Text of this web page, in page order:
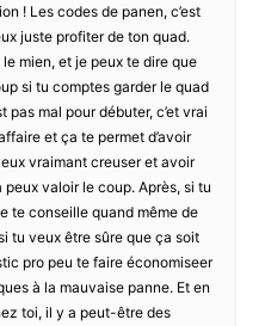
! Les codes de panen, c’est
juste profiter de ton quad.
mien, et je peux te dire que
si tu comptes garder le quad
pas mal pour débuter, c’et vrai
et ça te permet d’avoir
vraimant creuser et avoir
valoir le coup. Après, si tu
te conseille quand même de
tu veux être sûre que ça soit
pro peu te faire économiseer
à la mauvaise panne. Et en
toi, il y a peut-être des